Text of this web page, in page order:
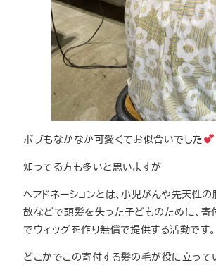
ボブもなかなか可愛くてお似合いでした
知ってる方も多いと思いますが
ヘアドネーションとは、小児がんや先天性
故などで頭髪を失った子どものために、
でウィッグを作り無償で提供する活動です。
どこかでこの寄付する髪の毛が役に立って